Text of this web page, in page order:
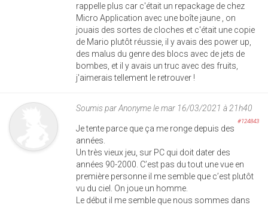
rappelle plus car c'était un repackage de chez
Micro Application avec une boîte jaune , on
jouais des sortes de cloches et c'était une copie
de Mario plutôt réussie, il y avais des power up,
des malus du genre des blocs avec de jets de
bombes, et il y avais un truc avec des fruits,
j'aimerais tellement le retrouver !
Soumis parAnonymele mar 16/03/2021 à 21h40
#124843
Je tente parce que ça me ronge depuis des
années.
Un très vieux jeu, sur PC qui doit dater des
années 90-2000. C’est pas du tout une vue en
première personne il me semble que c’est plutôt
vu du ciel. On joue un homme.
Le début il me semble que nous sommes dans